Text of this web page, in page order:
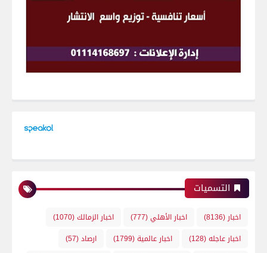
التسميات
اخبار (8136) اخبار الأهلي(777) اخبار الزمالك(1070)
اخبار عاجله(128) اخبار عالمية(1799) ارصاد(57)